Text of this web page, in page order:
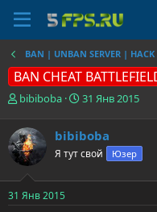
BAN | UNBAN SERVER | HACK
BAN CHEAT
А
т
о
р
т
е
м
bibiboba
Д
а
н
ч
31 Янв 2015
bibiboba
Я тут свой Юзер
31 Янв 2015